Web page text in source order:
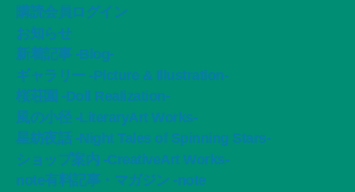
購読会員ログイン
お知らせ
新着記事 -Blog-
ギャラリー -Picture & Illustration-
桜荘園 -Doll Realization-
風の小径 -LiteraryArt Works-
星紡夜話 -Night Tales of Spinning Stars-
ショップ案内 -CreativeArt Works-
note有料記事・マガジン -note